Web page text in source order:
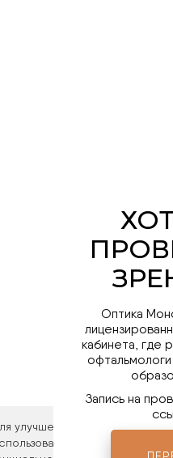
улучшения работы сайта.
файлов cookies.
Оптика
кабинета, где
Запись на